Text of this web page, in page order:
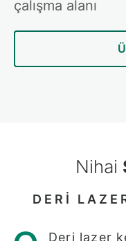
çalışma alanı
Nihai
DERI
Deri lazer